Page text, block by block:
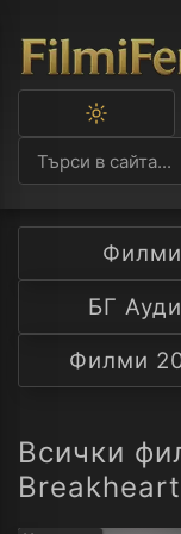
тъмна
тема
Филми
БГ
Филми
Всички
Breakheart